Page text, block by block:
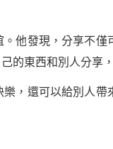
他發現，分享不
的東西和別人分享
，還可以給別人帶